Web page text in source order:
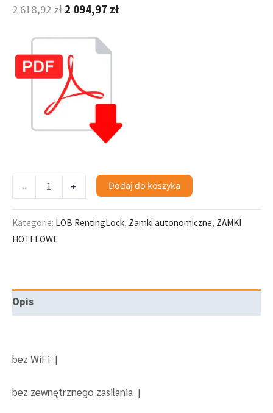
2 618,92zł 2 094,97 zł
- + Dodaj do koszyka
Kategorie: LOB RentingLock, Zamki autonomiczne, ZAMKI
HOTELOWE
Opis
bez WiFi |
bez zewnętrznego zasilania |